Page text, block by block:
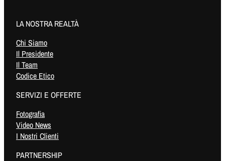
LA NOSTRA REALTÀ
Chi Siamo
Il Presidente
Il Team
Codice Etico
SERVIZI E OFFERTE
Fotografia
Video News
I Nostri Clienti
PARTNERSHIP